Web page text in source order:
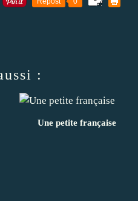
:
Une petite française